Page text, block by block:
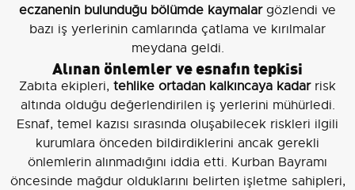
eczanenin bulunduğu bölümde kaymalargözlendi ve
bazı iş yerlerinin camlarında çatlama ve kırılmalar
meydana geldi.
Alınan önlemler ve esnafın tepkisi
Zabıta ekipleri, tehlike ortadan kalkıncaya kadarrisk
altında olduğu değerlendirilen iş yerlerini mühürledi.
Esnaf, temel kazısı sırasında oluşabilecek riskleri ilgili
kurumlara önceden bildirdiklerini ancak gerekli
önlemlerin alınmadığını iddia etti. Kurban Bayramı
öncesinde mağdur olduklarını belirten işletme sahipleri,